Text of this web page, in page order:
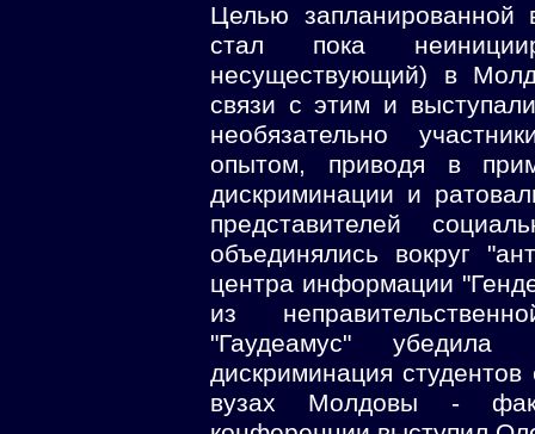
Целью запланированной
стал пока
несуществующий) в
связи с этим и
необязательно
опытом, приводя в
дискриминации и
представителей
объединялись вокруг
центра информации
из
"Гаудеамус"
дискриминация
вузах Молдовы -